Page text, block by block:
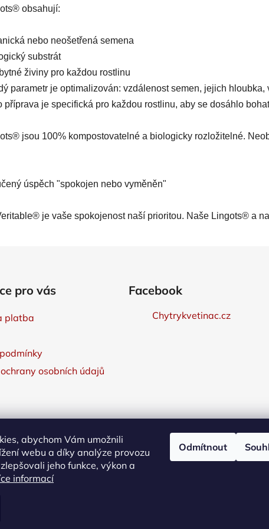
abychom Vám umožnili
webu a díky analýze provozu
jeho funkce, výkon a
informací
Odmítnout
obsahují:
nebo neošetřená semena
substrát
živiny pro každou rostlinu
parametr je optimalizován: vzdálenost semen, jejich hloubka,
příprava je specifická pro každou rostlinu, aby se dosáhlo
jsou 100% kompostovatelné a biologicky rozložitelné.
úspěch "spokojen nebo vyměněn"
je vaše spokojenost naší prioritou. Naše Lingots® a
pro vás
platba
osobních údajů
Facebook
Chytrykvetinac.cz
vyhrazena.